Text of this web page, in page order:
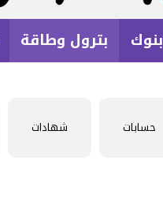
بنوك بترول وطاقة
حسابات شهادات